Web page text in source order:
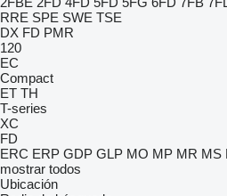
RRE SPE SWE TSE
DX FD PMR
120
EC
Compact
ET TH
T-series
XC
FD
ERC ERP GDP GLP MO MP MR MS
mostrar todos
Ubicación